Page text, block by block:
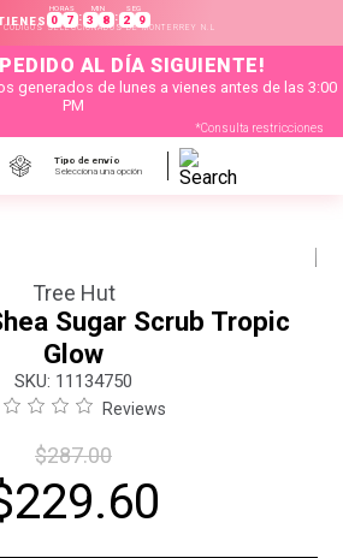
HORAS
0 7 :
MIN
3 8 :
SEG
2 9
SELECCIONADOS DE MONTERREY N.L
AL DÍA SIGUIENTE!
generados de lunes a vienes antes de las 3:00
PM
*Consulta restricciones
Tipo de envío
Selecciona una opción
Tree Hut
Sugar Scrub Tropic
Glow
: 11134750
Reviews
$287.00
229.60